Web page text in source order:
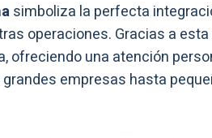
simboliza la perfecta
operaciones. Gracias a
ofreciendo una atención
empresas hasta